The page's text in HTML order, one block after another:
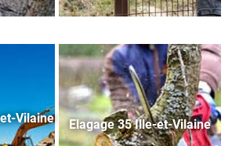
Vilaine Elagage 35 Ille-et-Vilaine